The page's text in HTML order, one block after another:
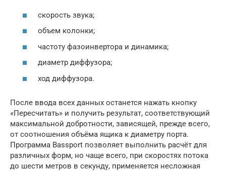
скорость звука;
объем колонки;
частоту фазоинвертора и динамика;
диаметр диффузора;
ход диффузора.
После ввода всех данных останется нажать кнопку
«Пересчитать» и получить результат, соответствующий
максимальной добротности, зависящей, прежде всего,
от соотношения объёма ящика к диаметру порта.
Программа Bassport позволяет выполнить расчёт для
различных форм, но чаще всего, при скоростях потока
до шести метров в секунду, применяется несложная